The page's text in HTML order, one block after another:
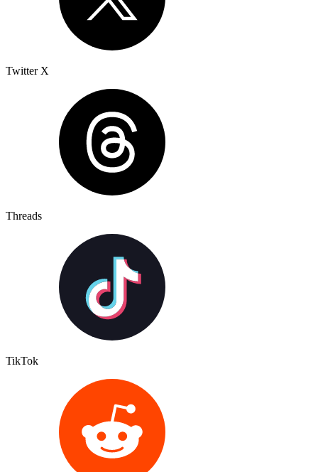
Twitter X
Threads
TikTok